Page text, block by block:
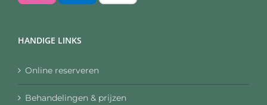
HANDIGE LINKS
Online reserveren
Behandelingen & prijzen